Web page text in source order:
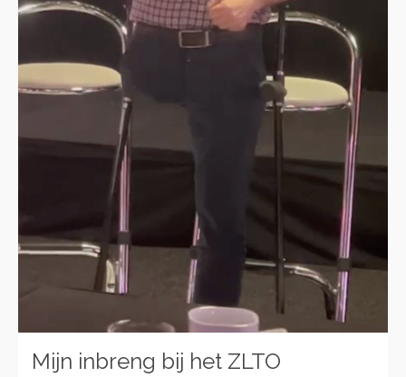
Mijn inbreng bij het ZLTO